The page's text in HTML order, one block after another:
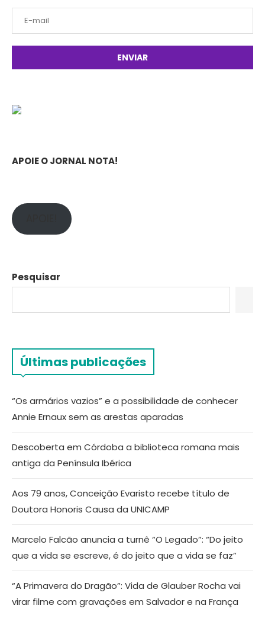
APOIE O JORNAL NOTA!
Pesquisar
Últimas publicações
“Os armários vazios” e a possibilidade de conhecer
Annie Ernaux sem as arestas aparadas
Descoberta em Córdoba a biblioteca romana mais
antiga da Península Ibérica
Aos 79 anos, Conceição Evaristo recebe título de
Doutora Honoris Causa da UNICAMP
Marcelo Falcão anuncia a turnê “O Legado”: “Do jeito
que a vida se escreve, é do jeito que a vida se faz”
“A Primavera do Dragão”: Vida de Glauber Rocha vai
virar filme com gravações em Salvador e na França